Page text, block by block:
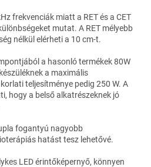
frekvenciák miatt a RET és a CET
mutat. A RET mélyebb
nélkül elérheti a 10 cm-t.
a hasonló termékek 80W
a maximális
teljesítménye pedig 250 W. A
hogy a belső alkatrészeknek jó
fogantyú nagyobb
hatást tesz lehetővé.
LED érintőképernyő, könnyen